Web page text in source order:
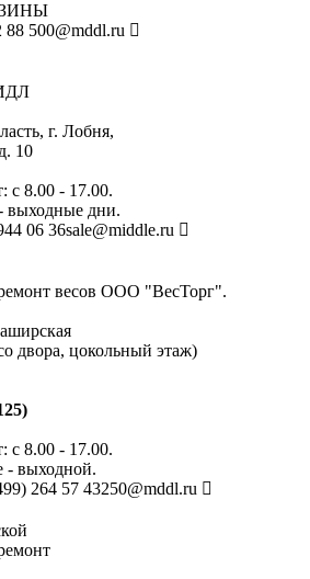
88 500@mddl.ru
г. Лобня,
10
8.00 - 17.00.
выходные дни.
06 36sale@middle.ru
весов ООО "ВесТорг".
двора, цокольный этаж)
8.00 - 17.00.
- выходной.
264 57 43250@mddl.ru